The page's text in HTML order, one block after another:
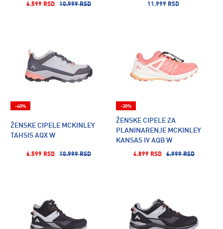
6.599 RSD 10.999 RSD 11.999 RSD
ŽENSKE CIPELE MCKINLEY
TAHSIS AQX W
6.599 RSD 10.999 RSD
-40%
ŽENSKE CIPELE ZA
PLANINARENJE MCKINLEY
KANSAS IV AQB W
4.899 RSD 6.999 RSD
-30%